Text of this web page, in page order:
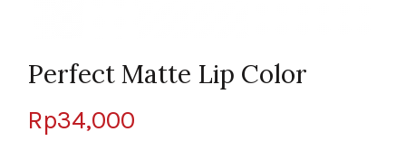
Perfect Matte Lip Color
Rp34,000